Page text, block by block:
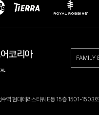
코리아
수역 현대테라스타워 E동 15층 1501-1503호